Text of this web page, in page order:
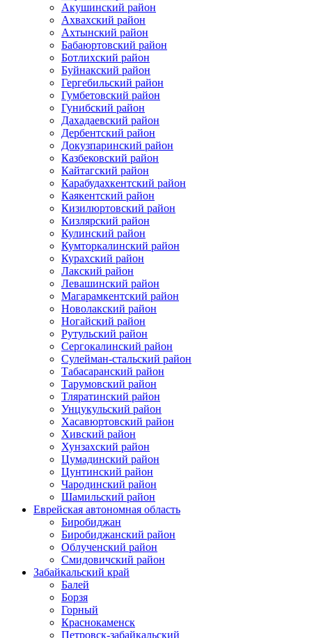
Акушинский район
Ахвахский район
Ахтынский район
Бабаюртовский район
Ботлихский район
Буйнакский район
Гергебильский район
Гумбетовский район
Гунибский район
Дахадаевский район
Дербентский район
Докузпаринский район
Казбековский район
Кайтагский район
Карабудахкентский район
Каякентский район
Кизилюртовский район
Кизлярский район
Кулинский район
Кумторкалинский район
Курахский район
Лакский район
Левашинский район
Магарамкентский район
Новолакский район
Ногайский район
Рутульский район
Сергокалинский район
Сулейман-стальский район
Табасаранский район
Тарумовский район
Тляратинский район
Унцукульский район
Хасавюртовский район
Хивский район
Хунзахский район
Цумадинский район
Цунтинский район
Чародинский район
Шамильский район
Еврейская автономная область
Биробиджан
Биробиджанский район
Облученский район
Смидовичский район
Забайкальский край
Балей
Борзя
Горный
Краснокаменск
Петровск-забайкальский